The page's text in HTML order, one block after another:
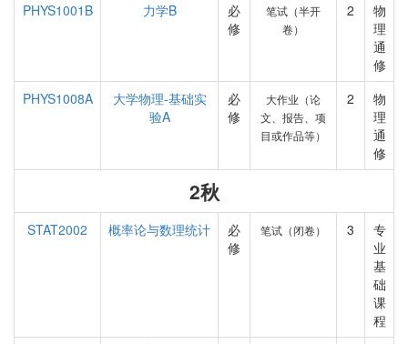
PHYS1001B
力学B
必
修
笔试（半开
卷）
2
物
理
通
修
PHYS1008A
大学物理-基础实
验A
必
修
大作业（论
文、报告、项
目或作品等）
2
物
理
通
修
2秋
STAT2002 概率论与数理统计
必
修
笔试（闭卷） 3
专
业
基
础
课
程